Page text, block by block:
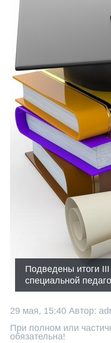
Подведены итоги
специальной
29 мая, 15:40 Автор:
При полном или
обязательна!